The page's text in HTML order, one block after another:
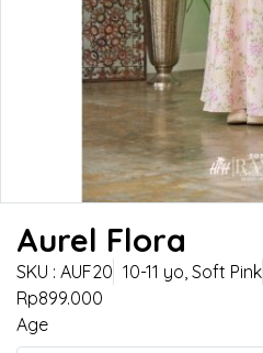
Aurel Flora
SKU : AUF20 10-11 yo, Soft Pink
Rp899.000
Age